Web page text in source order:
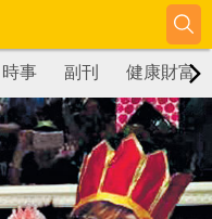
時事 副刊 健康財富